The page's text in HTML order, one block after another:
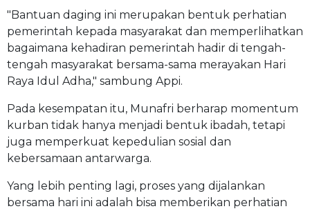
"Bantuan daging ini merupakan bentuk perhatian
pemerintah kepada masyarakat dan memperlihatkan
bagaimana kehadiran pemerintah hadir di tengah-
tengah masyarakat bersama-sama merayakan Hari
Raya Idul Adha," sambung Appi.
Pada kesempatan itu, Munafri berharap momentum
kurban tidak hanya menjadi bentuk ibadah, tetapi
juga memperkuat kepedulian sosial dan
kebersamaan antarwarga.
Yang lebih penting lagi, proses yang dijalankan
bersama hari ini adalah bisa memberikan perhatian